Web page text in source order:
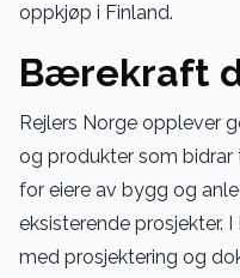
oppkjøp i Finland.
Bærekraft
Rejlers Norge opplever
og produkter som
for eiere av bygg og
eksisterende prosjekter.
med prosjektering og